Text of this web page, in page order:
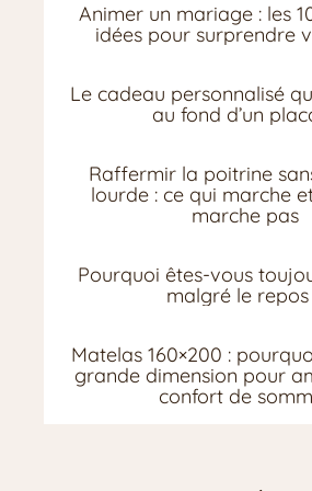
Animer un mariage : les
idées pour surprendre
Le cadeau personnalisé
au fond d’un
Raffermir la poitrine
lourde : ce qui marche
marche pas
Pourquoi êtes-vous
malgré le repos
Matelas 160×200 :
grande dimension pour
confort de